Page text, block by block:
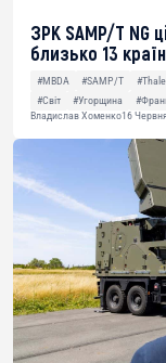
ЗРК SAMP/T NG
близько 13
#MBDA #SAMP/T
#Світ
#Угорщина
Владислав Хоменко16